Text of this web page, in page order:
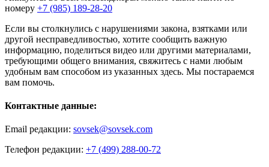
номеру +7 (985) 189-28-20
Если вы столкнулись с нарушениями закона, взятками или
другой несправедливостью, хотите сообщить важную
информацию, поделиться видео или другими материалами,
требующими общего внимания, свяжитесь с нами любым
удобным вам способом из указанных здесь. Мы постараемся
вам помочь.
Контактные данные:
Email редакции: sovsek@sovsek.com
Телефон редакции: +7 (499) 288-00-72